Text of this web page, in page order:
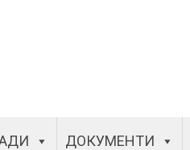
ДОКУМЕНТИ